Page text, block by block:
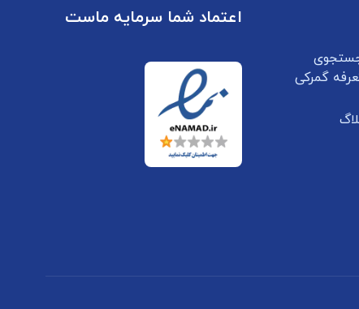
گمرکی
اعتماد شما سرمایه ماست